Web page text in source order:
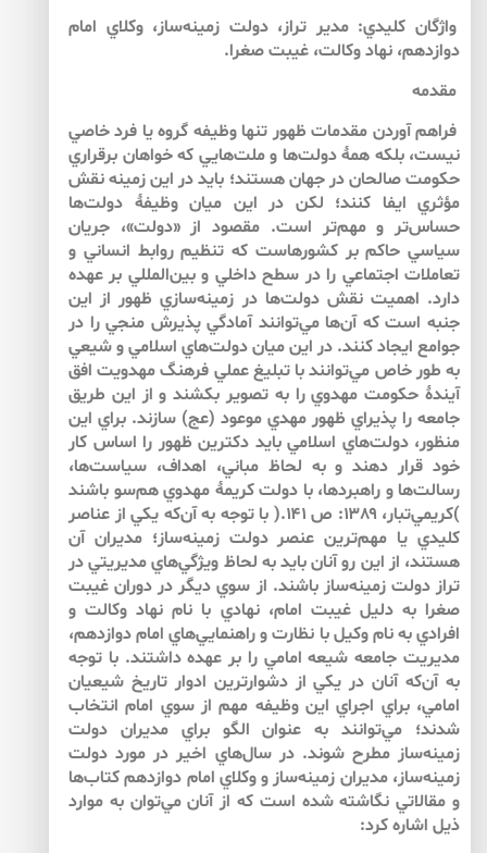
واژگان كليدي: مدير تراز، دولت زمينه‌ساز، وكلاي امام
دوازدهم، نهاد وكالت، غيبت صغرا.
مقدمه
فراهم آوردن مقدمات ظهور تنها وظيفه گروه يا فرد خاصي
نيست، بلكه همۀ دولت‌ها و ملت‌هايي كه خواهان برقراري
حكومت صالحان در جهان هستند؛ بايد در اين زمينه نقش
مؤثري ايفا كنند؛ لكن در اين ميان وظيفۀ دولت‌ها
حساس‌تر و مهم‌تر است. مقصود از «دولت»، جريان
سياسي حاكم بر كشورهاست كه تنظيم روابط انساني و
تعاملات اجتماعي را در سطح داخلي و بين‌المللي بر عهده
دارد. اهميت نقش دولت‌ها در زمينه‌سازي ظهور از اين
جنبه است كه آن‌ها مي‌توانند آمادگي پذيرش منجي را در
جوامع ايجاد كنند. در اين ميان دولت‌هاي اسلامي ‌و شيعي
به طور خاص مي‌توانند با تبليغ عملي فرهنگ مهدويت افق
آيندۀ حكومت مهدوي را به تصوير بكشند و از اين طريق
جامعه را پذيراي ظهور مهدي موعود (عج) سازند. براي اين
منظور، دولت‌هاي اسلامي ‌بايد دكترين ظهور را اساس كار
خود قرار دهند و به لحاظ مباني، اهداف، سياست‌ها،
رسالت‌ها و راهبردها، با دولت كريمۀ مهدوي هم‌سو باشند
)كريمي‌تبار، ۱۳۸۹: ص ۱۴۱.( با توجه به آن‌كه يكي از عناصر
كليدي يا مهم‌ترين عنصر دولت زمينه‌ساز؛ مديران آن
هستند، از اين رو آنان بايد به لحاظ ويژگي‌هاي مديريتي در
تراز دولت زمينه‌ساز باشند. از سوي ديگر در دوران غيبت
صغرا به دليل غيبت امام، نهادي با نام نهاد وكالت و
افرادي به نام وكيل با نظارت و راهنمايي‌هاي امام دوازدهم،
مديريت جامعه شيعه امامي ‌را بر عهده داشتند. با توجه
به آن‌كه آنان در يكي از دشوارترين ادوار تاريخ شيعيان
امامي، براي اجراي اين وظيفه مهم از سوي امام انتخاب
شدند؛ مي‌توانند به عنوان الگو براي مديران دولت
زمينه‌ساز مطرح شوند. در سال‌هاي اخير در مورد دولت
زمينه‌ساز، مديران زمينه‌ساز و وكلاي امام دوازدهم كتاب‌ها
و مقالاتي نگاشته شده است كه از آنان مي‌توان به موارد
ذيل اشاره كرد: